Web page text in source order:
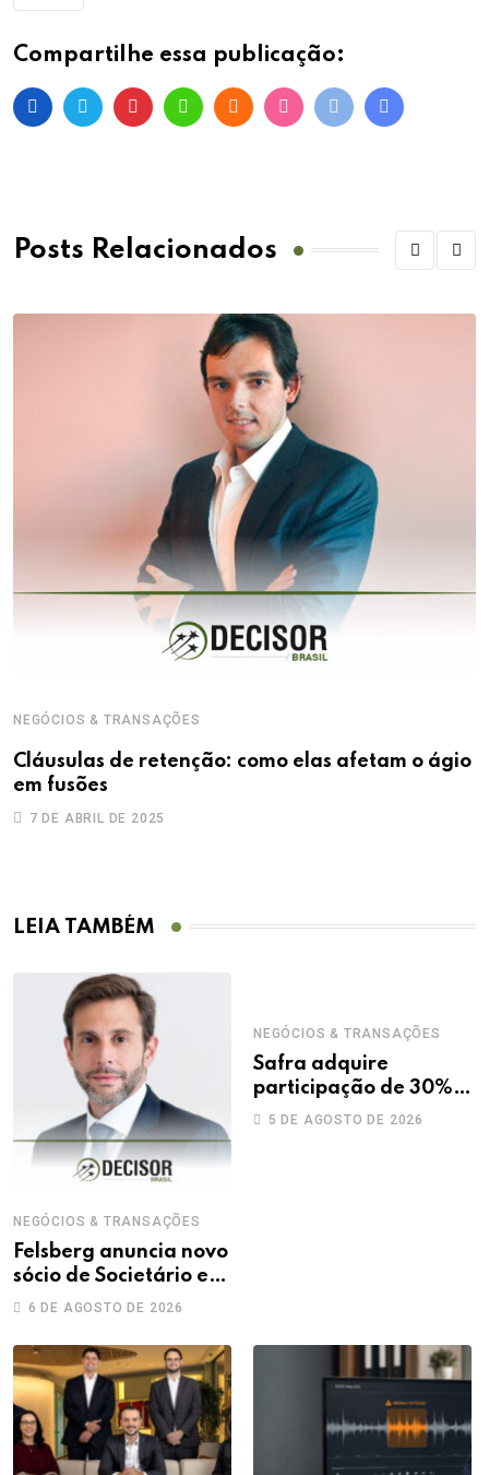
Compartilhe essa publicação:
Posts Relacionados
NEGÓCIOS & TRANSAÇÕES
Cláusulas de retenção: como elas afetam o ágio
em fusões
7 DE ABRIL DE 2025
LEIA TAMBÉM
NEGÓCIOS & TRANSAÇÕES
Felsberg anuncia novo
sócio de Societário e
M&A
6 DE AGOSTO DE 2026
NEGÓCIOS & TRANSAÇÕES
Safra adquire
participação de 30%
na Treecorp
5 DE AGOSTO DE 2026